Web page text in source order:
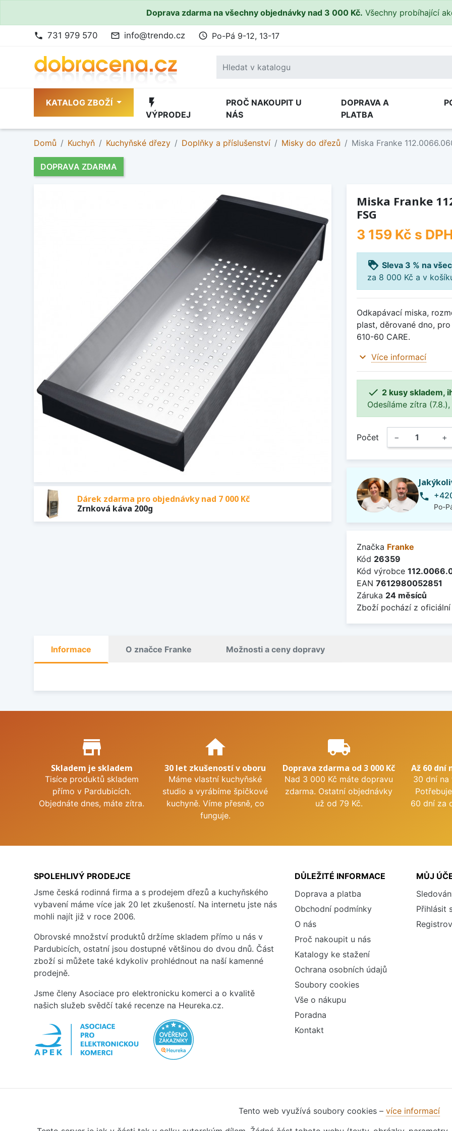
Doprava zdarma na všechny objednávky nad 3 000 Kč. Všechny probíhající
phone 731 979 570 mail_outline info@trendo.cz access_time Po-Pá 9-12, 13-17
KATALOG ZBOŽÍ flash_on
VÝPRODEJ
PROČ NAKOUPIT U
NÁS
DOPRAVA A
PLATBA
Domů Kuchyň Kuchyňské dřezy Doplňky a příslušenství Misky do dřezů Miska Franke
DOPRAVA ZDARMA
Dárek zdarma pro objednávky nad 7 000 Kč
Zrnková káva 200g
Miska Franke
FSG
3 159 Kč s DPH
loyalty Sleva 3 % na
za 8 000 Kč a v
Odkapávací miska,
plast, děrované dno, pro
610-60 CARE.
expand_more Více informací
 2 kusy skladem,
Odesíláme zítra
Počet − +
phone
Po-
Značka Franke
Kód 26359
Kód výrobce
EAN 7612980052851
Záruka 24 měsíců
Zboží pochází z
Informace O značce Franke Možnosti a ceny dopravy
Proč nakupovat u nás?
store_mall_directory
Skladem je skladem
Tisíce produktů skladem
přímo v Pardubicích.
Objednáte dnes, máte zítra.
home
30 let zkušeností v oboru
Máme vlastní kuchyňské
studio a vyrábíme špičkové
kuchyně. Víme přesně, co
funguje.
local_shipping
Doprava zdarma od 3 000 Kč
Nad 3 000 Kč máte dopravu
zdarma. Ostatní objednávky
už od 79 Kč.
Až 60 dní
30 dní na
60 dní za
SPOLEHLIVÝ PRODEJCE
Jsme česká rodinná firma a s prodejem dřezů a kuchyňského
vybavení máme více jak 20 let zkušeností. Na internetu jste nás
mohli najít již v roce 2006.
Obrovské množství produktů držíme skladem přímo u nás v
Pardubicích, ostatní jsou dostupné většinou do dvou dnů. Část
zboží si můžete také kdykoliv prohlédnout na naší kamenné
prodejně.
Jsme členy Asociace pro elektronicku komerci a o kvalitě
našich služeb svědčí také recenze na Heureka.cz.
DŮLEŽITÉ INFORMACE
Doprava a platba
Obchodní podmínky
O nás
Proč nakoupit u nás
Katalogy ke stažení
Ochrana osobních údajů
Soubory cookies
Vše o nákupu
Poradna
Kontakt
MŮJ
Přihlásit
Tento web využívá soubory cookies – více informací